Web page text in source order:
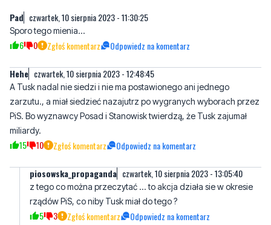
Pad czwartek, 10 sierpnia 2023 - 11:30:25
Sporo tego mienia...
6 0 Zgłoś komentarz Odpowiedz na komentarz
Hehe czwartek, 10 sierpnia 2023 - 12:48:45
A Tusk nadal nie siedzi i nie ma postawionego ani jednego
zarzutu., a miał siedzieć nazajutrz po wygranych wyborach przez
PiS. Bo wyznawcy Posad i Stanowisk twierdzą, że Tusk zajumał
miliardy.
15 10 Zgłoś komentarz Odpowiedz na komentarz
piosowska_propaganda czwartek, 10 sierpnia 2023 - 13:05:40
z tego co można przeczytać ... to akcja działa sie w okresie
rządów PiS, co niby Tusk miał do tego ?
5 3 Zgłoś komentarz Odpowiedz na komentarz